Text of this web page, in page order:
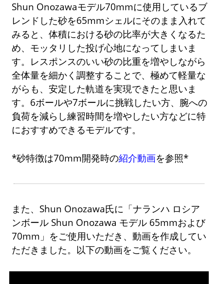
Shun Onozawaモデル70mmに使用しているブ
レンドした砂を65mmシェルにそのまま入れて
みると、体積における砂の比率が大きくなるた
め、モッタリした投げ心地になってしまいま
す。レスポンスのいい砂の比重を増やしながら
全体量を細かく調整することで、極めて軽量な
がらも、安定した軌道を実現できたと思いま
す。6ボールや7ボールに挑戦したい方、腕への
負荷を減らし練習時間を増やしたい方などに特
におすすめできるモデルです。
*砂特徴は70mm開発時の紹介動画を参照*
また、Shun Onozawa氏に「ナランハ ロシア
ンボール Shun Onozawa モデル 65mmおよび
70mm」をご使用いただき、動画を作成してい
ただきました。以下の動画をご覧ください。